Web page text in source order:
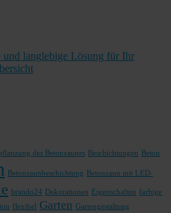
und langlebige Lösung für Ihr
des Betonzaunes Beschichtungen Beton
Betonzaunbeschichtung Betonzaun mit LED-
brando24 Dekorationen Eigenschaften
farbige
flexibel Garten Gartengestaltung